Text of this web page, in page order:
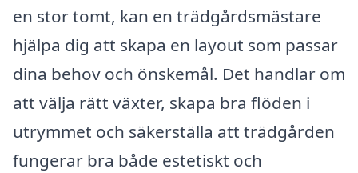
en stor tomt, kan en trädgårdsmästare
hjälpa dig att skapa en layout som passar
dina behov och önskemål. Det handlar om
att välja rätt växter, skapa bra flöden i
utrymmet och säkerställa att trädgården
fungerar bra både estetiskt och